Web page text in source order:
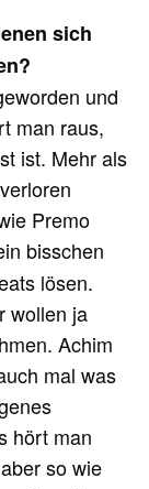
sich
und
man raus,
ist. Mehr als
Premo
bisschen
lösen.
wollen ja
Achim
mal was
hört man
so wie